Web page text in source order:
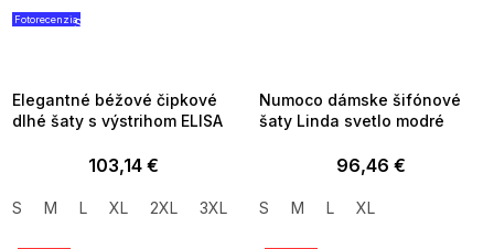
FotorecenziaSUMMER SALE -35% ?
Elegantné béžové čipkové
dlhé šaty s výstrihom ELISA
103,14 €
S M L XL 2XL 3XL
Numoco dámske šifónové
šaty Linda svetlo modré
96,46 €
S M L XL